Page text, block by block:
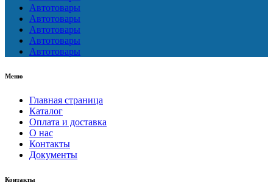
Автотовары
Автотовары
Автотовары
Автотовары
Автотовары
Меню
Главная страница
Каталог
Оплата и доставка
О нас
Контакты
Документы
Контакты